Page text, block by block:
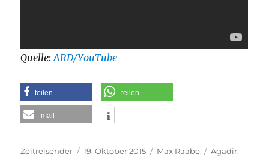
Quelle:ARD/YouTube
teilen teilen
mail
Autor
Zeitreisender
Veröffentlicht
19. Oktober 2015 Kategorien
Max Raabe Schlagwörter
Agadir,